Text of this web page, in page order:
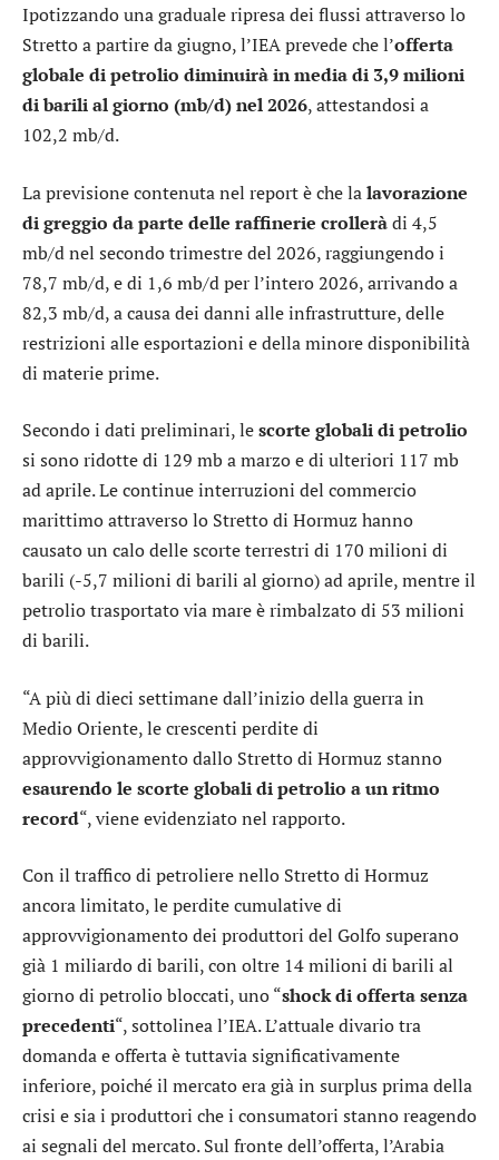
Ipotizzando una graduale ripresa dei flussi attraverso lo
Stretto a partire da giugno, l’IEA prevede che l’offerta
globale di petrolio diminuirà in media di 3,9 milioni
di barili al giorno (mb/d) nel 2026, attestandosi a
102,2 mb/d.
La previsione contenuta nel report è che lalavorazione
di greggio da parte delle raffinerie crolleràdi 4,5
mb/d nel secondo trimestre del 2026, raggiungendo i
78,7 mb/d, e di 1,6 mb/d per l’intero 2026, arrivando a
82,3 mb/d, a causa dei danni alle infrastrutture, delle
restrizioni alle esportazioni e della minore disponibilità
di materie prime.
Secondo i dati preliminari, lescorte globali di petrolio
si sono ridotte di 129 mb a marzo e di ulteriori 117 mb
ad aprile. Le continue interruzioni del commercio
marittimo attraverso lo Stretto di Hormuz hanno
causato un calo delle scorte terrestri di 170 milioni di
barili (-5,7 milioni di barili al giorno) ad aprile, mentre il
petrolio trasportato via mare è rimbalzato di 53 milioni
di barili.
“A più di dieci settimane dall’inizio della guerra in
Medio Oriente, le crescenti perdite di
approvvigionamento dallo Stretto di Hormuz stanno
esaurendo le scorte globali di petrolio a un ritmo
record“, viene evidenziato nel rapporto.
Con il traffico di petroliere nello Stretto di Hormuz
ancora limitato, le perdite cumulative di
approvvigionamento dei produttori del Golfo superano
già 1 miliardo di barili, con oltre 14 milioni di barili al
giorno di petrolio bloccati, uno “shock di offerta senza
precedenti“, sottolinea l’IEA. L’attuale divario tra
domanda e offerta è tuttavia significativamente
inferiore, poiché il mercato era già in surplus prima della
crisi e sia i produttori che i consumatori stanno reagendo
ai segnali del mercato. Sul fronte dell’offerta, l’Arabia